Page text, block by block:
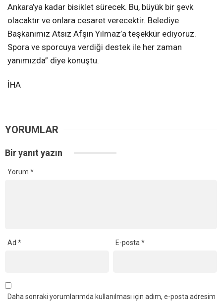
Ankara’ya kadar bisiklet sürecek. Bu, büyük bir şevk
olacaktır ve onlara cesaret verecektir. Belediye
Başkanımız Atsız Afşın Yılmaz’a teşekkür ediyoruz.
Spora ve sporcuya verdiği destek ile her zaman
yanımızda” diye konuştu.
İHA
YORUMLAR
Bir yanıt yazın
Yorum *
Ad * E-posta*
Daha sonraki yorumlarımda kullanılması için adım, e-posta adresim